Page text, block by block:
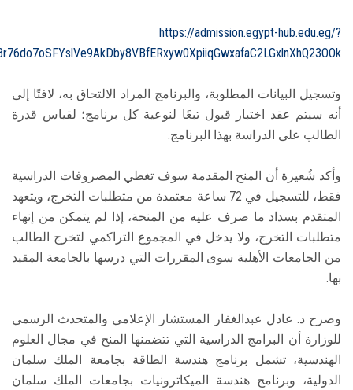
https://admission.egypt-hub.edu.eg/?
وتسجيل البيانات المطلوبة، والبرنامج المراد الالتحاق به، لافتًا إلى
أنه سيتم عقد اختبار قبول تبعًا لنوعية كل برنامج؛ لقياس قدرة
الطالب على الدراسة بهذا البرنامج.
وأكد شُعيرة أن المنح المقدمة سوف تغطي المصروفات الدراسية
فقط، للتسجيل في 72 ساعة معتمدة من متطلبات التخرج، ويتعهد
المتقدم بسداد ما صرف عليه من المنحة، إذا لم يتمكن من إنهاء
متطلبات التخرج، ولا يدخل في المجموع التراكمي لتخرج الطالب
من الجامعات الأهلية سوى المقررات التي درسها بالجامعة المقيد
بها.
وصرح د. عادل عبدالغفار المستشار الإعلامي والمتحدث الرسمي
للوزارة أن البرامج الدراسية التي تتضمنها المنح في مجال العلوم
الهندسية، تشمل برنامج هندسة الطاقة بجامعة الملك سلمان
الدولية، وبرنامج هندسة الميكاترونيات بجامعات الملك سلمان